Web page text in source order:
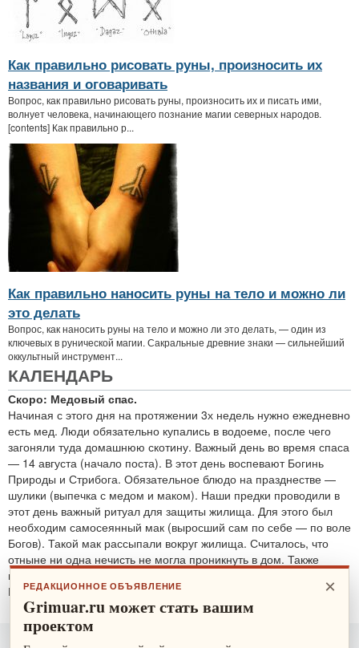
Как правильно рисовать руны, произносить их
названия и оговаривать
Вопрос, как правильно рисовать руны, произносить их и писать ими,
волнует человека, начинающего познание магии северных народов.
[contents] Как правильно р...
Как правильно наносить руны на тело и можно ли
это делать
Вопрос, как наносить руны на тело и можно ли это делать, — один из
ключевых в рунической магии. Сакральные древние знаки — сильнейший
оккультный инструмент...
КАЛЕНДАРЬ
Скоро: Медовый спас.
Начиная с этого дня на протяжении 3х недель нужно ежедневно
есть мед. Люди обязательно купались в водоеме, после чего
загоняли туда домашнюю скотину. Важный день во время спаса
— 14 августа (начало поста). В этот день воспевают Богинь
Природы и Стрибога. Обязательное блюдо на празднестве —
шулики (выпечка с медом и маком). Наши предки проводили в
этот день важный ритуал для защиты жилища. Для этого был
необходим самосеянный мак (выросший сам по себе — по воле
Богов). Такой мак рассыпали вокруг жилища. Считалось, что
отныне ни одна нечисть не могла проникнуть в дом. Также
проводятся обряды для защиты от злобных духов.
По теме:защитные ритуалы ×
РЕДАКЦИОННОЕ ОБЪЯВЛЕНИЕ
Grimuar.ru может стать вашим
проектом